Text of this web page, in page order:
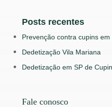
Posts recentes
Prevenção contra cupins
Dedetização Vila Mariana
Dedetização em SP de
Fale conosco